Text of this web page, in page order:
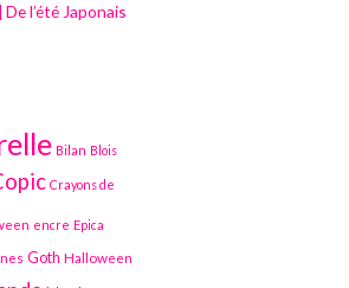
l’été Japonais
Bilan Blois
Crayons de
encre Epica
Goth Halloween